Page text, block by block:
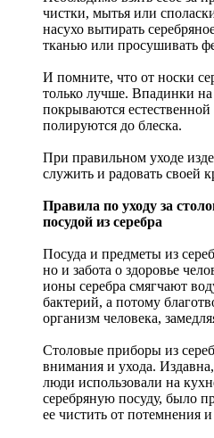
чистки, мытья или
насухо вытирать
тканью или просушивать
И помните, что от носки
только лучше. Впадинки
покрываются
полируются до блеска.
При правильном уходе
служить и радовать своей
Правила по уходу за
посудой из серебра
Посуда и предметы из
но и забота о здоровье
ионы серебра смягчают
бактерий, а потому
организм человека,
Столовые приборы из
внимания и ухода.
люди использовали на
серебряную посуду, было
ее чистить от потемнения и